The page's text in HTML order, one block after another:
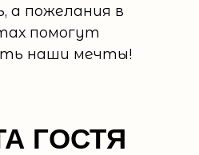
а пожелания в
помогут
наши мечты!
ГОСТЯ